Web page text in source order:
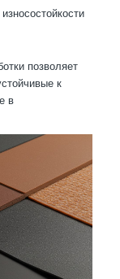
позволяет
к
в